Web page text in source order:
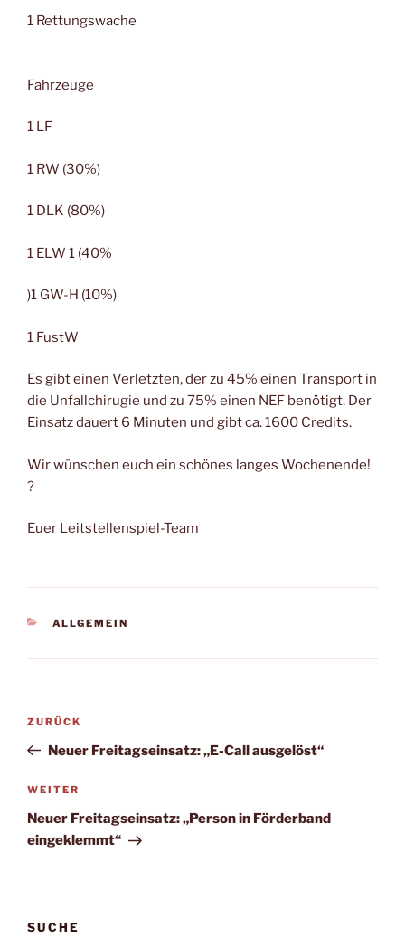
1 Rettungswache
Fahrzeuge
1 LF
1 RW (30%)
1 DLK (80%)
1 ELW 1 (40%
)1 GW-H (10%)
1 FustW
Es gibt einen Verletzten, der zu 45% einen Transport in
die Unfallchirugie und zu 75% einen NEF benötigt. Der
Einsatz dauert 6 Minuten und gibt ca. 1600 Credits.
Wir wünschen euch ein schönes langes Wochenende!
?
Euer Leitstellenspiel-Team
KATEGORIEN
ALLGEMEIN
Beitragsnavigation
Vorheriger
Beitrag
ZURÜCK
Neuer Freitagseinsatz: „E-Call ausgelöst“
Nächster
Beitrag
WEITER
Neuer Freitagseinsatz: „Person in Förderband
eingeklemmt“
SUCHE